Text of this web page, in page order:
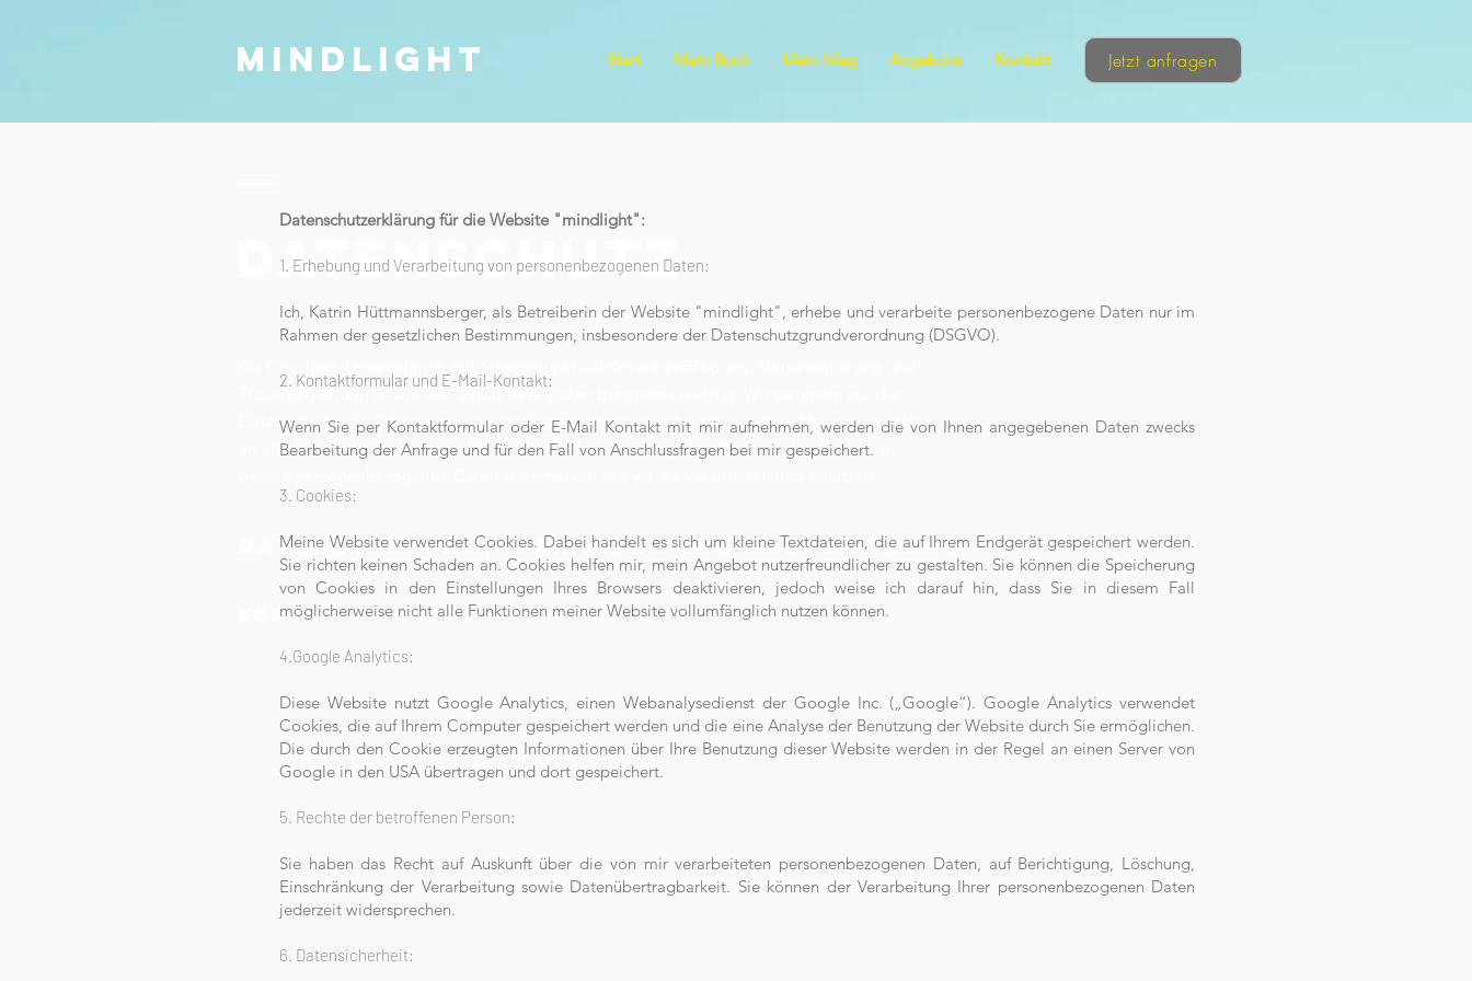
mindlight Start Mein Buch Mein Weg Angebote Kontakt Jetzt anfragen
DATENSCHUTZ
Trauerbegleitung ist uns der Schutz Ihrer Daten besonders wichtig. Wir sammeln nur die
Daten, die für die Erbringung unserer Dienstleistungen notwendig sind und halten uns dabei
an alle Datenschutzrichtlinien. Diese Datenschutzerklärung gibt Ihnen Auskunft darüber,
Datenerhebung, -verarbeitung und -nutzung
Kontrolle über Ihre Daten
Datenschutzerklärung für die Website "mindlight":
1. Erhebung und Verarbeitung von personenbezogenen Daten:
Ich, Katrin Hüttmannsberger, als Betreiberin der Website "mindlight", erhebe und verarbeite personenbezogene Daten nur im
Rahmen der gesetzlichen Bestimmungen, insbesondere der Datenschutzgrundverordnung (DSGVO).
2. Kontaktformular und E-Mail-Kontakt:
Wenn Sie per Kontaktformular oder E-Mail Kontakt mit mir aufnehmen, werden die von Ihnen angegebenen Daten zwecks
Bearbeitung der Anfrage und für den Fall von Anschlussfragen bei mir gespeichert.
3. Cookies:
Meine Website verwendet Cookies. Dabei handelt es sich um kleine Textdateien, die auf Ihrem Endgerät gespeichert werden.
Sie richten keinen Schaden an. Cookies helfen mir, mein Angebot nutzerfreundlicher zu gestalten. Sie können die Speicherung
von Cookies in den Einstellungen Ihres Browsers deaktivieren, jedoch weise ich darauf hin, dass Sie in diesem Fall
möglicherweise nicht alle Funktionen meiner Website vollumfänglich nutzen können.
4.Google Analytics:
Diese Website nutzt Google Analytics, einen Webanalysedienst der Google Inc. („Google“). Google Analytics verwendet
Cookies, die auf Ihrem Computer gespeichert werden und die eine Analyse der Benutzung der Website durch Sie ermöglichen.
Die durch den Cookie erzeugten Informationen über Ihre Benutzung dieser Website werden in der Regel an einen Server von
Google in den USA übertragen und dort gespeichert.
5. Rechte der betroffenen Person:
Sie haben das Recht auf Auskunft über die von mir verarbeiteten personenbezogenen Daten, auf Berichtigung, Löschung,
Einschränkung der Verarbeitung sowie Datenübertragbarkeit. Sie können der Verarbeitung Ihrer personenbezogenen Daten
jederzeit widersprechen.
6. Datensicherheit: